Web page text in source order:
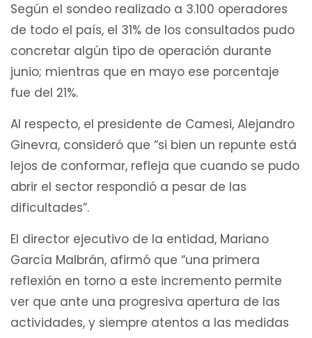
Según el sondeo realizado a 3.100 operadores
de todo el país, el 31% de los consultados pudo
concretar algún tipo de operación durante
junio; mientras que en mayo ese porcentaje
fue del 21%.
Al respecto, el presidente de Camesi, Alejandro
Ginevra, consideró que “si bien un repunte está
lejos de conformar, refleja que cuando se pudo
abrir el sector respondió a pesar de las
dificultades”.
El director ejecutivo de la entidad, Mariano
García Malbrán, afirmó que “una primera
reflexión en torno a este incremento permite
ver que ante una progresiva apertura de las
actividades, y siempre atentos a las medidas